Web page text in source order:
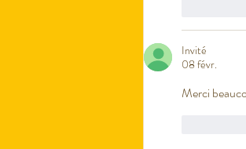
Invité
08 févr.
Merci